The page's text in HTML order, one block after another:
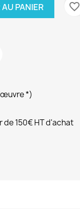
PANIER favorite_border
*)
150€ HT d'achat